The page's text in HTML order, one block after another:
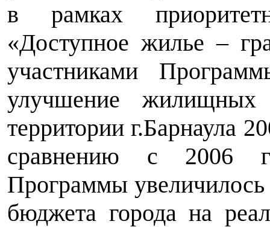
в рамках
«Доступное жилье–
участниками
улучшение
территории г.Барнаула
сравнению с 2006
Программы
бюджета города на